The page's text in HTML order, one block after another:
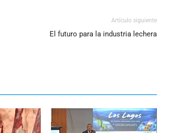
Artículo siguiente
El futuro para la industria lechera